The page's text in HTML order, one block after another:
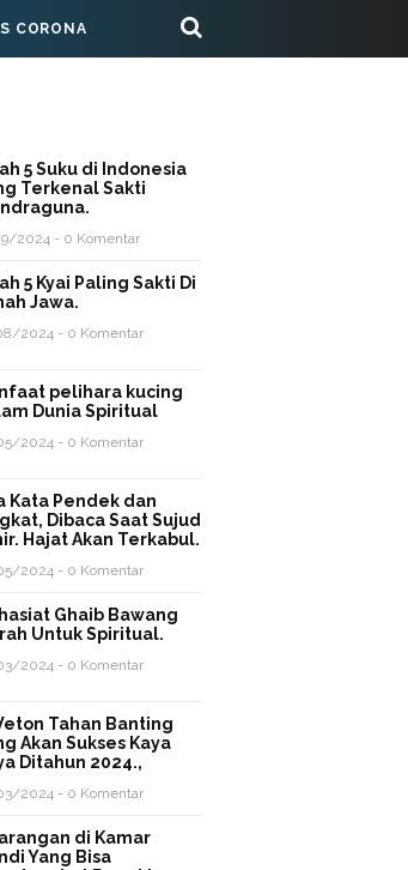
CORONA
5 Suku di Indonesia
Terkenal Sakti
2024 - 0 Komentar
5 Kyai Paling Sakti Di
Jawa.
2024 - 0 Komentar
pelihara kucing
Dunia Spiritual
2024 - 0 Komentar
Kata Pendek dan
Dibaca Saat Sujud
Hajat Akan Terkabul.
2024 - 0 Komentar
Ghaib Bawang
Untuk Spiritual.
2024 - 0 Komentar
Tahan Banting
Akan Sukses Kaya
Ditahun 2024.,
2024 - 0 Komentar
di Kamar
Yang Bisa